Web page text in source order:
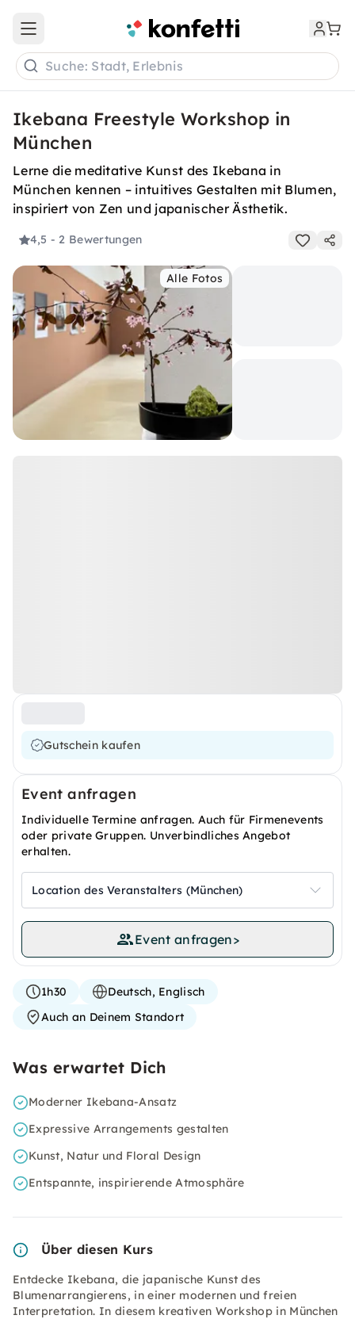
Open main menu
Suche: Stadt, Erlebnis
Ikebana Freestyle Workshop in
München
Lerne die meditative Kunst des Ikebana in
München kennen – intuitives Gestalten mit Blumen,
inspiriert von Zen und japanischer Ästhetik.
4,5 - 2 Bewertungen
Alle Fotos
Gutschein kaufen
Event anfragen
Individuelle Termine anfragen. Auch für Firmenevents
oder private Gruppen. Unverbindliches Angebot
erhalten.
Location des Veranstalters (München)
Event anfragen>
1h30
Deutsch, Englisch
Auch an Deinem Standort
Was erwartet Dich
Moderner Ikebana-Ansatz
Expressive Arrangements gestalten
Kunst, Natur und Floral Design
Entspannte, inspirierende Atmosphäre
Über diesen Kurs
Entdecke Ikebana, die japanische Kunst des
Blumenarrangierens, in einer modernen und freien
Interpretation. In diesem kreativen Workshop in München